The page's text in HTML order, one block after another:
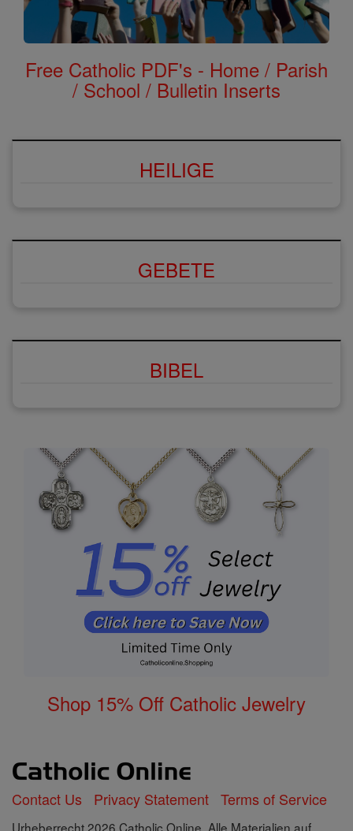
Free Catholic PDF's - Home / Parish
/ School / Bulletin Inserts
HEILIGE
GEBETE
BIBEL
Shop 15% Off Catholic Jewelry
Contact Us Privacy Statement Terms of Service
Urheberrecht 2026 Catholic Online. Alle Materialien auf